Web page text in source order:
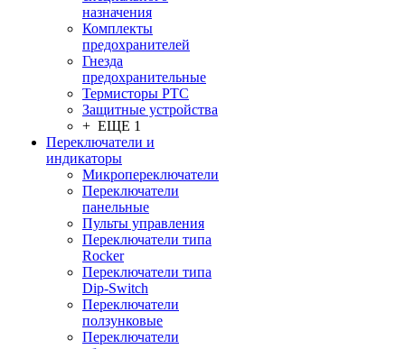
назначения
Комплекты
предохранителей
Гнезда
предохранительные
Термисторы PTC
Защитные устройства
+ ЕЩЕ 1
Переключатели и
индикаторы
Микропереключатели
Переключатели
панельные
Пульты управления
Переключатели типа
Rocker
Переключатели типа
Dip-Switch
Переключатели
ползунковые
Переключатели